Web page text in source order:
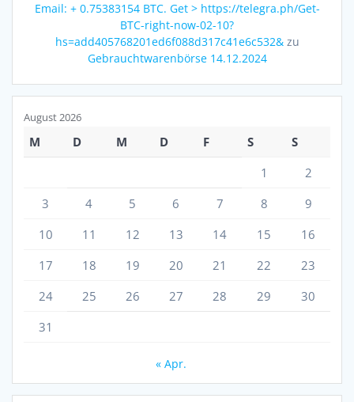
Email: + 0.75383154 BTC. Get > https://telegra.ph/Get-
BTC-right-now-02-10?
hs=add405768201ed6f088d317c41e6c532&zu
Gebrauchtwarenbörse 14.12.2024
August 2026
M D M D F S
S
1
2
3
4 5 6 7 8
9
10
11 12 13 14 15
16
17
18 19 20 21 22
23
24
25 26 27 28 29
30
31
« Apr.